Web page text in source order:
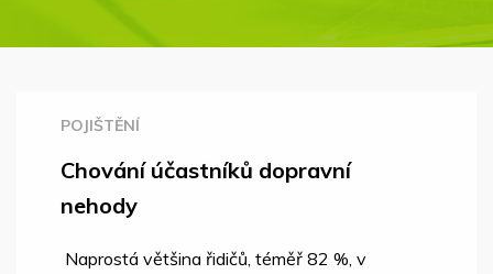
POJIŠTĚNÍ
Chování účastníků dopravní
nehody
Naprostá většina řidičů, téměř 82 %, v